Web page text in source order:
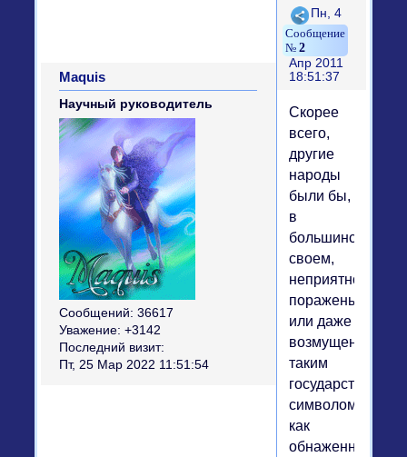
Поделиться
2
Пн, 4
Апр 2011
18:51:37
Maquis
Научный руководитель
Сообщений: 36617
Уважение: +3142
Последний визит:
Пт, 25 Мар 2022 11:51:54
Скорее
всего,
другие
народы
были бы,
в
большинстве
своем,
неприятно
поражены
или даже
возмущены
таким
символом,
как
обнаженная